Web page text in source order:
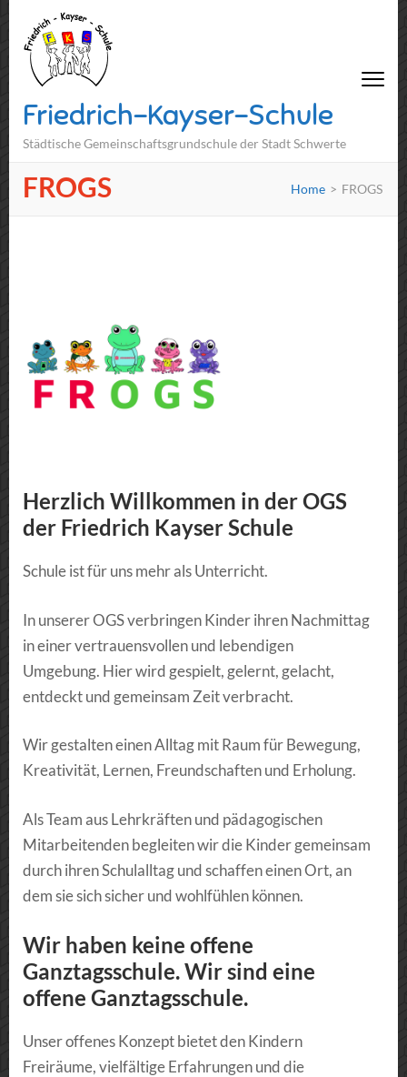
Friedrich-Kayser-Schule
Städtische Gemeinschaftsgrundschule der Stadt Schwerte
FROGS Home > FROGS
Herzlich Willkommen in der OGS
der Friedrich Kayser Schule
Schule ist für uns mehr als Unterricht.
In unserer OGS verbringen Kinder ihren Nachmittag
in einer vertrauensvollen und lebendigen
Umgebung. Hier wird gespielt, gelernt, gelacht,
entdeckt und gemeinsam Zeit verbracht.
Wir gestalten einen Alltag mit Raum für Bewegung,
Kreativität, Lernen, Freundschaften und Erholung.
Als Team aus Lehrkräften und pädagogischen
Mitarbeitenden begleiten wir die Kinder gemeinsam
durch ihren Schulalltag und schaffen einen Ort, an
dem sie sich sicher und wohlfühlen können.
Wir haben keine offene
Ganztagsschule. Wir sind eine
offene Ganztagsschule.
Unser offenes Konzept bietet den Kindern
Freiräume, vielfältige Erfahrungen und die